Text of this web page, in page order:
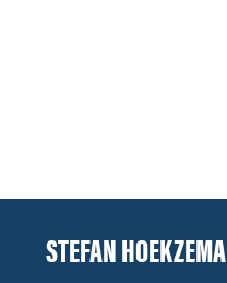
STEFAN HOEKZEMA